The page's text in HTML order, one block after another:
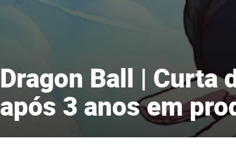
Dragon Ball | Curta
após 3 anos em